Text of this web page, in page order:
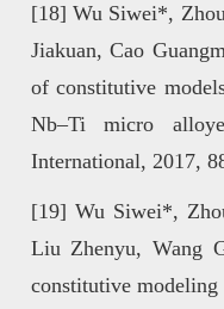
[18] Wu Siwei*,
Jiakuan, Cao
of constitutive
Nb–Ti micro
International, 2017,
[19] Wu Siwei*,
Liu Zhenyu, Wang
constitutive